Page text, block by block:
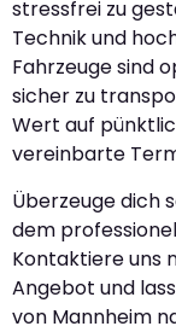
stressfrei zu
Technik und
Fahrzeuge sind
sicher zu
Wert auf
vereinbarte
Überzeuge dich
dem
Kontaktiere uns
Angebot und
von Mannheim